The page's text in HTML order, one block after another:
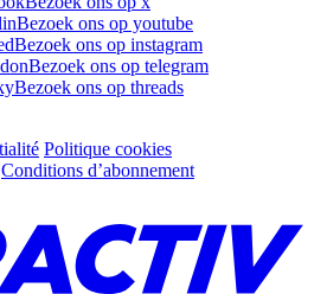
Bezoek ons op youtube
Bezoek ons op instagram
Bezoek ons op telegram
Bezoek ons op threads
Politique cookies
Conditions d’abonnement